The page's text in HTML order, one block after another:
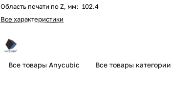
Область печати по Z, мм: 102.4
Все характеристики
Все товары Anycubic Все товары категории